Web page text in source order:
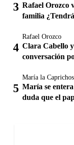
Rafael Orozco
familia
Rafael Orozco
Clara Cabello
conversación
María la
María se
duda que el